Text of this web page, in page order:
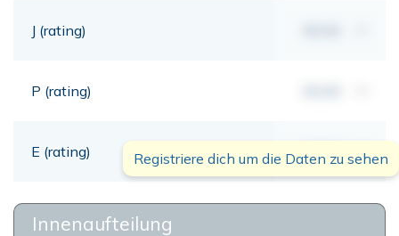
J (rating)
P (rating)
E (rating) 00,00 mt
Registriere dich um die Daten zu sehen
Innenaufteilung